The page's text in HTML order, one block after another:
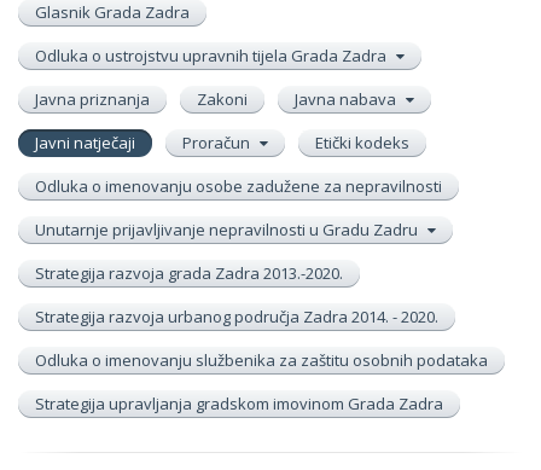
Glasnik Grada Zadra
Odluka o ustrojstvu upravnih tijela Grada Zadra
Javna priznanja
Zakoni
Javna nabava
Javni natječaji
Proračun
Etički kodeks
Odluka o imenovanju osobe zadužene za nepravilnosti
Unutarnje prijavljivanje nepravilnosti u Gradu Zadru
Strategija razvoja grada Zadra 2013.-2020.
Strategija razvoja urbanog područja Zadra 2014. - 2020.
Odluka o imenovanju službenika za zaštitu osobnih podataka
Strategija upravljanja gradskom imovinom Grada Zadra